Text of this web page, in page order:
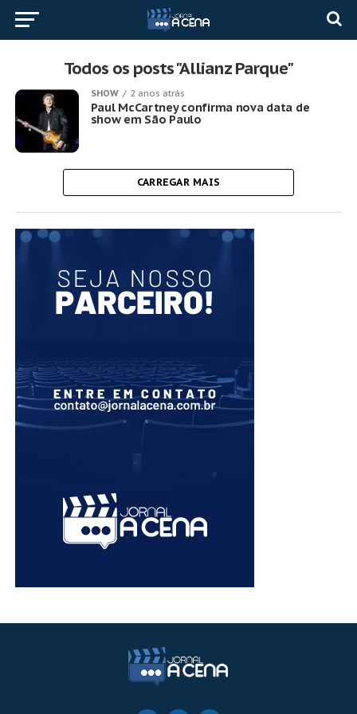
Todos os posts "Allianz Parque"
SHOW 2 anos atrás
Paul McCartney confirma nova data de
show em São Paulo
CARREGAR MAIS